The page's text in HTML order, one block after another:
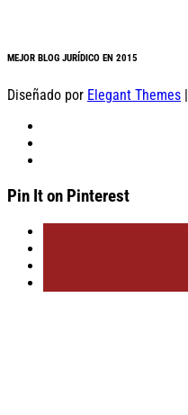
MEJOR BLOG JURÍDICO EN 2015
Diseñado por Elegant Themes
Pin It on Pinterest